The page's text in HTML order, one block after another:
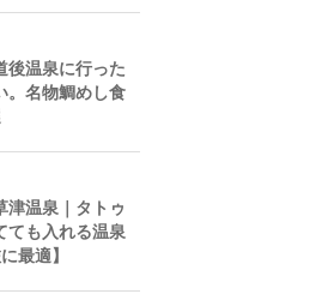
後温泉に行った
。名物鯛めし食
津温泉｜タトゥ
ても入れる温泉
最適】